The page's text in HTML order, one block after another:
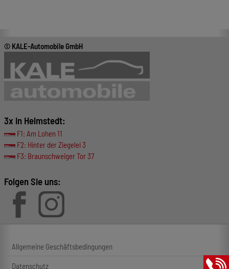
© KALE-Automobile GmbH
3x in Helmstedt:
F1: Am Lohen 11
F2: Hinter der Ziegelei 3
F3: Braunschweiger Tor 37
Folgen Sie uns:
Allgemeine Geschäftsbedingungen
Datenschutz